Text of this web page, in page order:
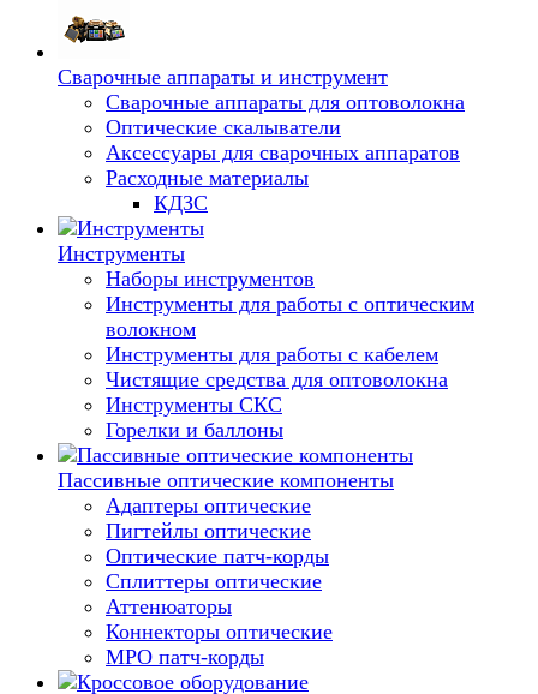
Сварочные аппараты и инструмент
Сварочные аппараты для оптоволокна
Оптические скалыватели
Аксессуары для сварочных аппаратов
Расходные материалы
КДЗС
Инструменты
Наборы инструментов
Инструменты для работы с оптическим
волокном
Инструменты для работы с кабелем
Чистящие средства для оптоволокна
Инструменты СКС
Горелки и баллоны
Пассивные оптические компоненты
Адаптеры оптические
Пигтейлы оптические
Оптические патч-корды
Сплиттеры оптические
Аттенюаторы
Коннекторы оптические
MPO патч-корды